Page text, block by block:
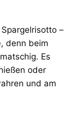
–
denn beim
Es
oder
und am